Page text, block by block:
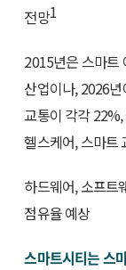
전망1
2015년은 스마트
산업이나, 2026
교통이 각각
헬스케어, 스마트
하드웨어, 소프트
점유율 예상
스마트시티는 스